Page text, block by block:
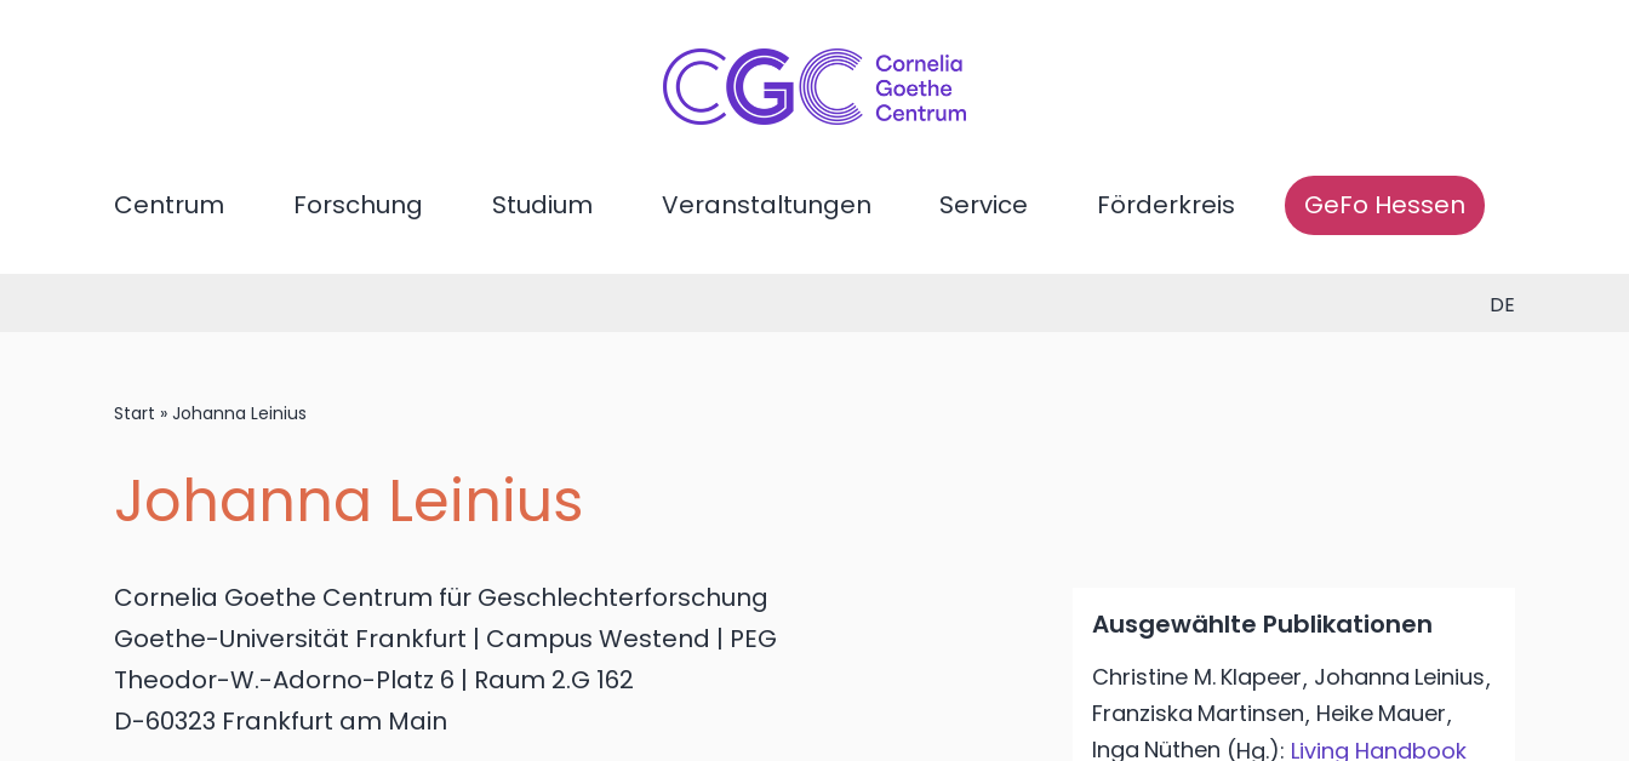
Centrum Forschung Studium Veranstaltungen Service Förderkreis GeFo Hessen
DE
Start » Johanna Leinius
Johanna Leinius
Cornelia Goethe Centrum für Geschlechterforschung
Goethe-Universität Frankfurt | Campus Westend | PEG
Theodor-W.-Adorno-Platz 6 | Raum 2.G 162
D-60323 Frankfurt am Main
Ausgewählte Publikationen
Christine M. Klapeer, Johanna Leinius,
Franziska Martinsen, Heike Mauer,
Inga Nüthen (Hg.): Living Handbook